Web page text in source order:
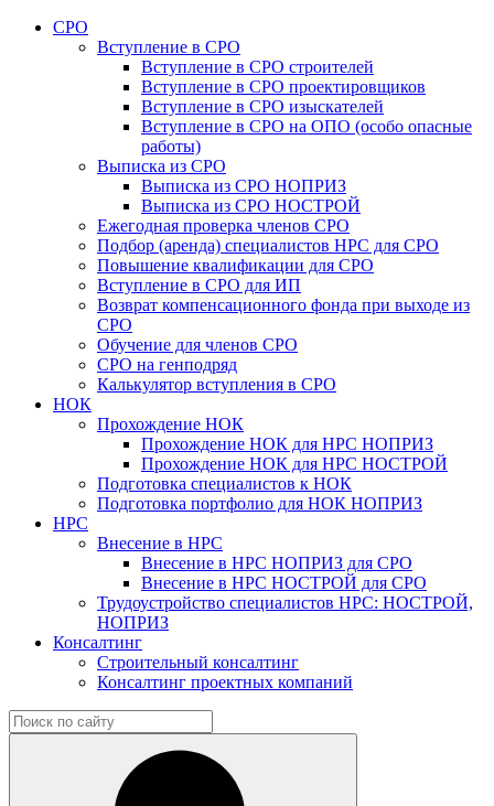
СРО
Вступление в СРО
Вступление в СРО строителей
Вступление в СРО проектировщиков
Вступление в СРО изыскателей
Вступление в СРО на ОПО (особо опасные
работы)
Выписка из СРО
Выписка из СРО НОПРИЗ
Выписка из СРО НОСТРОЙ
Ежегодная проверка членов СРО
Подбор (аренда) специалистов НРС для СРО
Повышение квалификации для СРО
Вступление в СРО для ИП
Возврат компенсационного фонда при выходе из
СРО
Обучение для членов СРО
СРО на генподряд
Калькулятор вступления в СРО
НОК
Прохождение НОК
Прохождение НОК для НРС НОПРИЗ
Прохождение НОК для НРС НОСТРОЙ
Подготовка специалистов к НОК
Подготовка портфолио для НОК НОПРИЗ
НРС
Внесение в НРС
Внесение в НРС НОПРИЗ для СРО
Внесение в НРС НОСТРОЙ для СРО
Трудоустройство специалистов НРС: НОСТРОЙ,
НОПРИЗ
Консалтинг
Строительный консалтинг
Консалтинг проектных компаний